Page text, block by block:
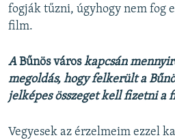
fogják tűzni, úgyhogy nem fog
film.
ABűnös városkapcsán
megoldás, hogy felkerült a
jelképes összeget kell fizetni a
Vegyesek az érzelmeim ezzel